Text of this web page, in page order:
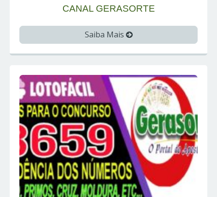
CANAL GERASORTE
Saiba Mais